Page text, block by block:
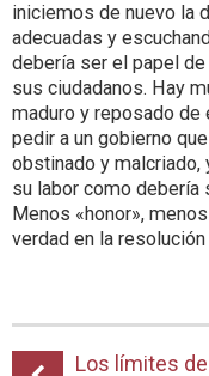
iniciemos de nuevo la
adecuadas y
debería ser el papel
sus ciudadanos. Hay
maduro y reposado
pedir a un gobierno
obstinado y malcriado,
su labor como debería
Menos «honor»,
verdad en la
Los límites del